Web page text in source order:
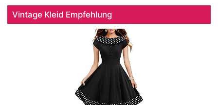
Vintage Kleid Empfehlung